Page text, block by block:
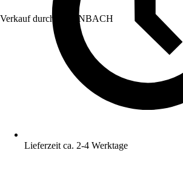
Verkauf durch: HORNBACH
Lieferzeit ca. 2-4 Werktage